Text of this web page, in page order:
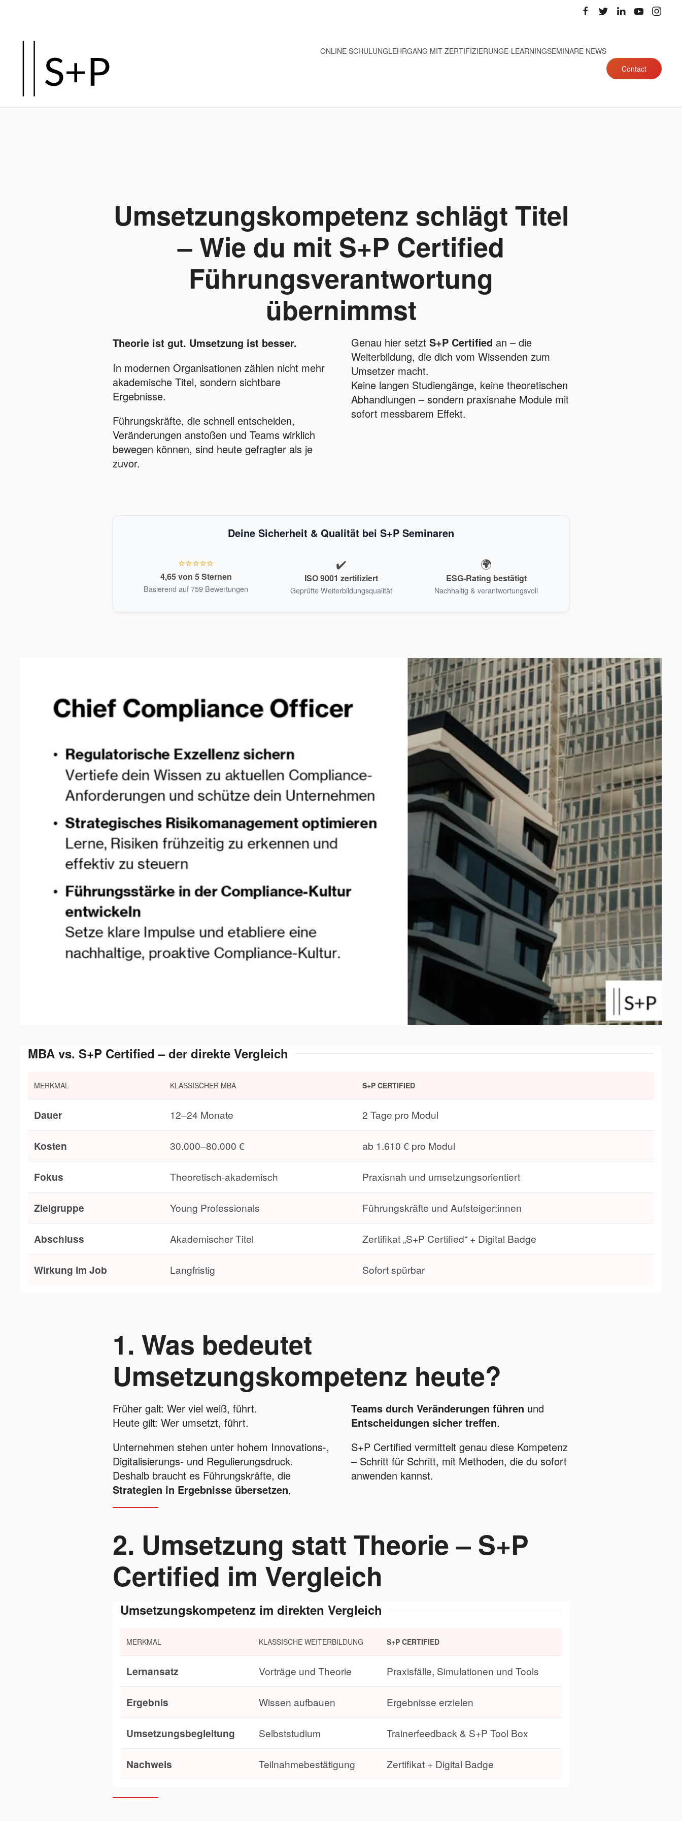
ONLINE SCHULUNGLEHRGANG MIT ZERTIFIZIERUNGE-LEARNINGSEMINARE NEWS
Contact
Umsetzungskompetenz schlägt Titel
– Wie du mit S+P Certified
Führungsverantwortung
übernimmst
Theorie ist gut. Umsetzung ist besser.
In modernen Organisationen zählen nicht mehr
akademische Titel, sondern sichtbare
Ergebnisse.
Führungskräfte, die schnell entscheiden,
Veränderungen anstoßen und Teams wirklich
bewegen können, sind heute gefragter als je
zuvor.
Genau hier setzt S+P Certified an – die
Weiterbildung, die dich vom Wissenden zum
Umsetzer macht.
Keine langen Studiengänge, keine theoretischen
Abhandlungen – sondern praxisnahe Module mit
sofort messbarem Effekt.
Deine Sicherheit & Qualität bei S+P Seminaren
⭐⭐⭐⭐⭐
4,65 von 5 Sternen
Basierend auf 759 Bewertungen
✔️
ISO 9001 zertifiziert
Geprüfte Weiterbildungsqualität
🌍
ESG-Rating bestätigt
Nachhaltig & verantwortungsvoll
MBA vs. S+P Certified – der direkte Vergleich
MERKMAL KLASSISCHER MBA S+P CERTIFIED
Dauer 12–24 Monate 2 Tage pro Modul
Kosten 30.000–80.000 € ab 1.610 € pro Modul
Fokus Theoretisch-akademisch Praxisnah und umsetzungsorientiert
Zielgruppe Young Professionals Führungskräfte und Aufsteiger:innen
Abschluss Akademischer Titel Zertifikat „S+P Certified“ + Digital Badge
Wirkung im Job Langfristig Sofort spürbar
1. Was bedeutet
Umsetzungskompetenz heute?
Früher galt: Wer viel weiß, führt.
Heute gilt: Wer umsetzt, führt.
Unternehmen stehen unter hohem Innovations-,
Digitalisierungs- und Regulierungsdruck.
Deshalb braucht es Führungskräfte, die
Strategien in Ergebnisse übersetzen,
Teams durch Veränderungen führen und
Entscheidungen sicher treffen.
S+P Certified vermittelt genau diese Kompetenz
– Schritt für Schritt, mit Methoden, die du sofort
anwenden kannst.
2. Umsetzung statt Theorie – S+P
Certified im Vergleich
Umsetzungskompetenz im direkten Vergleich
MERKMAL KLASSISCHE WEITERBILDUNG S+P CERTIFIED
Lernansatz Vorträge und Theorie Praxisfälle, Simulationen und Tools
Ergebnis Wissen aufbauen Ergebnisse erzielen
Umsetzungsbegleitung Selbststudium Trainerfeedback & S+P Tool Box
Nachweis Teilnahmebestätigung Zertifikat + Digital Badge